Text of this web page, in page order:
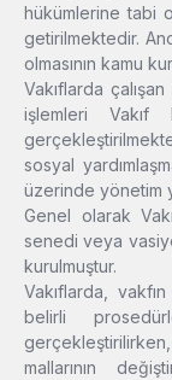
hükümlerine tabi
getirilmektedir.
olmasının kamu
Vakıflarda
işlemleri Vakıf
sosyal
üzerinde yönetim
Genel olarak
senedi veya
kurulmuştur.
Vakıflarda,
belirli
mallarının